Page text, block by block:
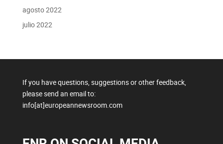
agosto 2022
julio 2022
If you have questions, suggestions or other feedback,
please send an email to:
info[at]europeannewsroom.com